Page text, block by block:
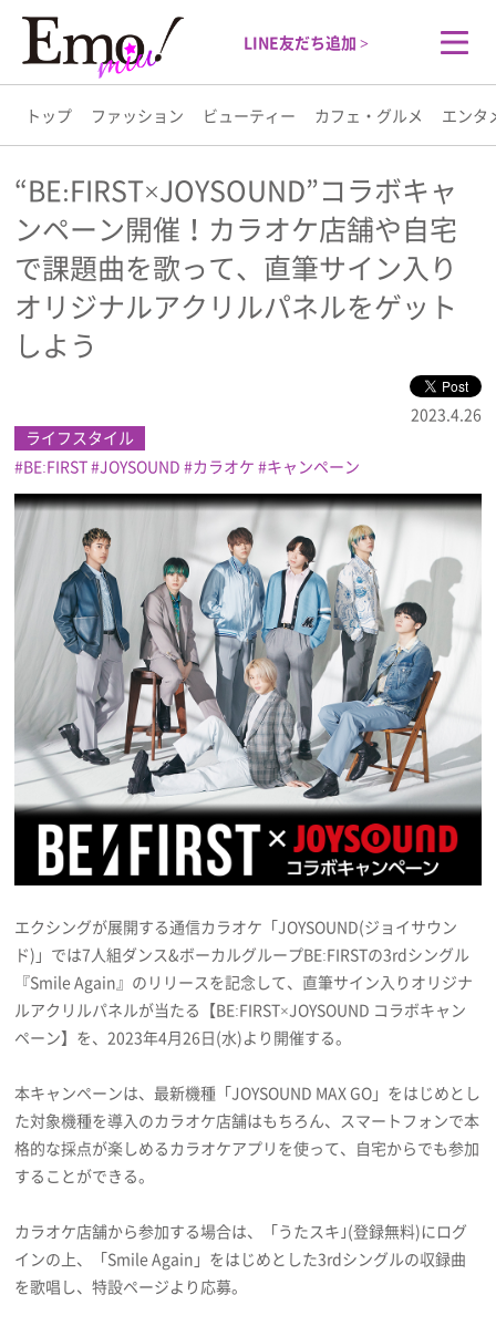
LINE友だち追加 >
トップ ファッション ビューティー カフェ・グルメ エンタ
トップ
ファッション
ビューティー
カフェ・グルメ
エンタメ
ライフスタイル
プレゼント
インタビュー
フィルム
Emoメン
ランキング
Emo!miuとは？
免責事項
プライバシーポリシー
お問い合わせ
“BE:FIRST×JOYSOUND”コラボキャ
ンペーン開催！カラオケ店舗や自宅
で課題曲を歌って、直筆サイン入り
オリジナルアクリルパネルをゲット
しよう
2023.4.26
ライフスタイル
BE:FIRST JOYSOUND カラオケ キャンペーン
エクシングが展開する通信カラオケ「JOYSOUND(ジョイサウン
ド)」では7人組ダンス&ボーカルグループBE:FIRSTの3rdシングル
『Smile Again』のリリースを記念して、直筆サイン入りオリジナ
ルアクリルパネルが当たる【BE:FIRST×JOYSOUND コラボキャン
ペーン】を、2023年4月26日(水)より開催する。
本キャンペーンは、最新機種「JOYSOUND MAX GO」をはじめとし
た対象機種を導入のカラオケ店舗はもちろん、スマートフォンで本
格的な採点が楽しめるカラオケアプリを使って、自宅からでも参加
することができる。
カラオケ店舗から参加する場合は、「うたスキ｣(登録無料)にログ
インの上、「Smile Again」をはじめとした3rdシングルの収録曲
を歌唱し、特設ページより応募。